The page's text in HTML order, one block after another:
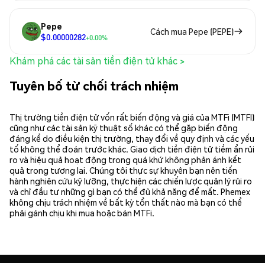
Pepe
$0.00000282+0.00%
Cách mua Pepe (PEPE)
Khám phá các tài sản tiền điện tử khác >
Tuyên bố từ chối trách nhiệm
Thị trường tiền điện tử vốn rất biến động và giá của MTFi (MTFI)
cũng như các tài sản kỹ thuật số khác có thể gặp biến động
đáng kể do điều kiện thị trường, thay đổi về quy định và các yếu
tố không thể đoán trước khác. Giao dịch tiền điện tử tiềm ẩn rủi
ro và hiệu quả hoạt động trong quá khứ không phản ánh kết
quả trong tương lai. Chúng tôi thực sự khuyên bạn nên tiến
hành nghiên cứu kỹ lưỡng, thực hiện các chiến lược quản lý rủi ro
và chỉ đầu tư những gì bạn có thể đủ khả năng để mất. Phemex
không chịu trách nhiệm về bất kỳ tổn thất nào mà bạn có thể
phải gánh chịu khi mua hoặc bán MTFi.